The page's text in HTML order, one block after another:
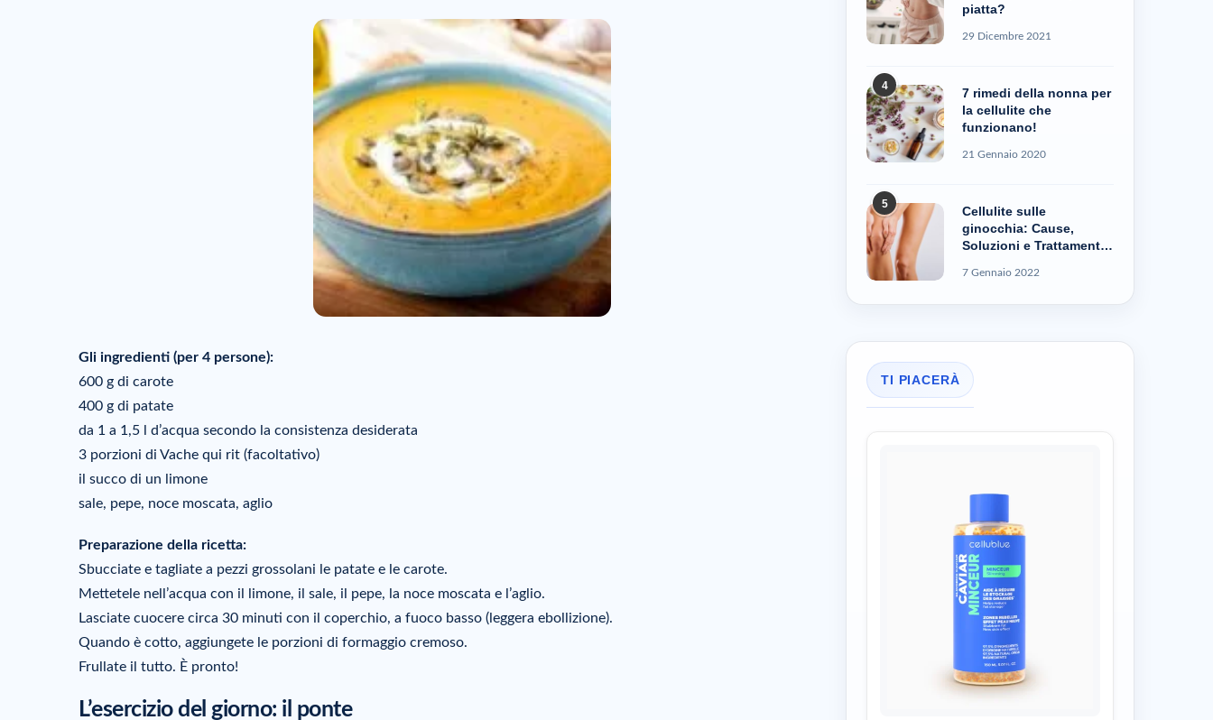
Gli ingredienti (per 4 persone):
600 g di carote
400 g di patate
da 1 a 1,5 l d’acqua secondo la consistenza desiderata
3 porzioni di Vache qui rit (facoltativo)
il succo di un limone
sale, pepe, noce moscata, aglio
Preparazione della ricetta:
Sbucciate e tagliate a pezzi grossolani le patate e le carote.
Mettetele nell’acqua con il limone, il sale, il pepe, la noce moscata e l’aglio.
Lasciate cuocere circa 30 minuti con il coperchio, a fuoco basso (leggera ebollizione).
Quando è cotto, aggiungete le porzioni di formaggio cremoso.
Frullate il tutto. È pronto!
L’esercizio del giorno: il ponte
piatta?
29 Dicembre 2021
4
7 rimedi della nonna per
la cellulite che
funzionano!
21 Gennaio 2020
5
Cellulite sulle
ginocchia: Cause,
Soluzioni e Trattamenti
7 Gennaio 2022
TI PIACERÀ